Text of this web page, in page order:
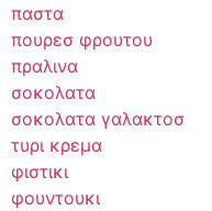
παστα
πουρεσ φρουτου
πραλινα
σοκολατα
σοκολατα γαλακτοσ
τυρι κρεμα
φιστικι
φουντουκι